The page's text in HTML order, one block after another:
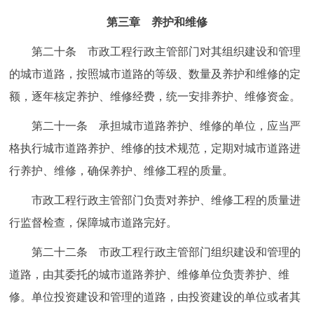
第三章 养护和维修
第二十条 市政工程行政主管部门对其组织建设和管理
的城市道路，按照城市道路的等级、数量及养护和维修的定
额，逐年核定养护、维修经费，统一安排养护、维修资金。
第二十一条 承担城市道路养护、维修的单位，应当严
格执行城市道路养护、维修的技术规范，定期对城市道路进
行养护、维修，确保养护、维修工程的质量。
市政工程行政主管部门负责对养护、维修工程的质量进
行监督检查，保障城市道路完好。
第二十二条 市政工程行政主管部门组织建设和管理的
道路，由其委托的城市道路养护、维修单位负责养护、维
修。单位投资建设和管理的道路，由投资建设的单位或者其